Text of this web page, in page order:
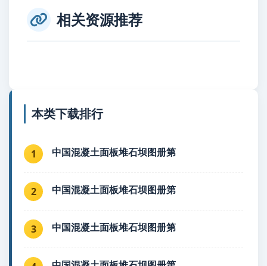
相关资源推荐
本类下载排行
1 中国混凝土面板堆石坝图册第
2 中国混凝土面板堆石坝图册第
3 中国混凝土面板堆石坝图册第